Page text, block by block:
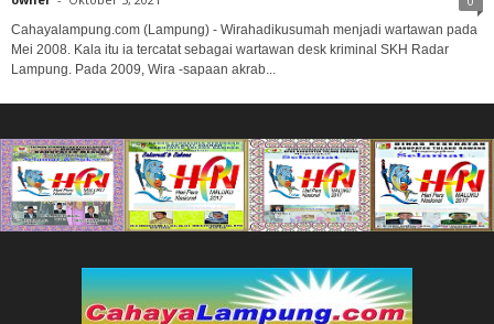
Cahayalampung.com (Lampung) - Wirahadikusumah menjadi wartawan pada
Mei 2008. Kala itu ia tercatat sebagai wartawan desk kriminal SKH Radar
Lampung. Pada 2009, Wira -sapaan akrab...